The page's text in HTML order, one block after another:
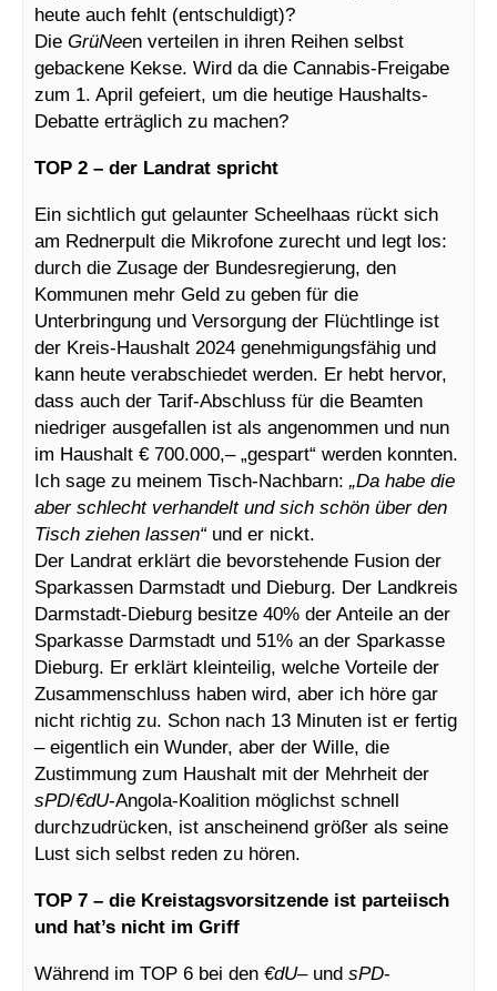
heute auch fehlt (entschuldigt)?
Die GrüNeen verteilen in ihren Reihen selbst
gebackene Kekse. Wird da die Cannabis-Freigabe
zum 1. April gefeiert, um die heutige Haushalts-
Debatte erträglich zu machen?
TOP 2 – der Landrat spricht
Ein sichtlich gut gelaunter Scheelhaas rückt sich
am Rednerpult die Mikrofone zurecht und legt los:
durch die Zusage der Bundesregierung, den
Kommunen mehr Geld zu geben für die
Unterbringung und Versorgung der Flüchtlinge ist
der Kreis-Haushalt 2024 genehmigungsfähig und
kann heute verabschiedet werden. Er hebt hervor,
dass auch der Tarif-Abschluss für die Beamten
niedriger ausgefallen ist als angenommen und nun
im Haushalt € 700.000,– „gespart“ werden konnten.
Ich sage zu meinem Tisch-Nachbarn: „Da habe die
aber schlecht verhandelt und sich schön über den
Tisch ziehen lassen“und er nickt.
Der Landrat erklärt die bevorstehende Fusion der
Sparkassen Darmstadt und Dieburg. Der Landkreis
Darmstadt-Dieburg besitze 40% der Anteile an der
Sparkasse Darmstadt und 51% an der Sparkasse
Dieburg. Er erklärt kleinteilig, welche Vorteile der
Zusammenschluss haben wird, aber ich höre gar
nicht richtig zu. Schon nach 13 Minuten ist er fertig
– eigentlich ein Wunder, aber der Wille, die
Zustimmung zum Haushalt mit der Mehrheit der
sPD/€dU-Angola-Koalition möglichst schnell
durchzudrücken, ist anscheinend größer als seine
Lust sich selbst reden zu hören.
TOP 7 – die Kreistagsvorsitzende ist parteiisch
und hat’s nicht im Griff
Während im TOP 6 bei den €dU– und sPD-